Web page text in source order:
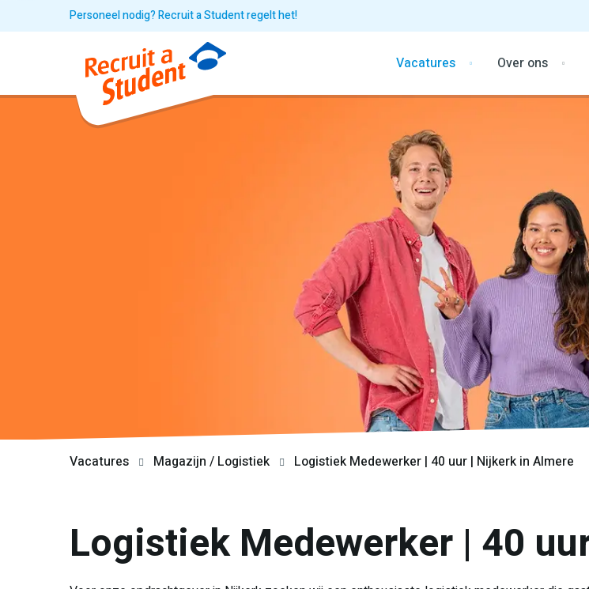
Personeel nodig? Recruit a Student regelt het!
Vacatures Over ons
Vacatures Magazijn / Logistiek Logistiek Medewerker | 40 uur | Nijkerk in Almere
Logistiek Medewerker | 40